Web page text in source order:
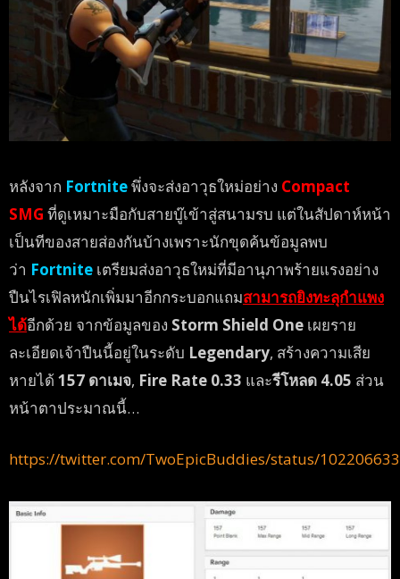
หลังจาก Fortniteพึ่งจะส่งอาวุธใหม่อย่าง Compact
SMG ที่ดูเหมาะมือกับสายบู๊เข้าสู่สนามรบ แต่ในสัปดาห์หน้า
เป็นทีของสายส่องกันบ้างเพราะนักขุดค้นข้อมูลพบ
ว่า Fortnite เตรียมส่งอาวุธใหม่ที่มีอานุภาพร้ายแรงอย่าง
ปืนไรเฟิลหนักเพิ่มมาอีกกระบอกแถมสามารถยิงทะลุกำแพง
ได้อีกด้วย จากข้อมูลของ Storm Shield One เผยราย
ละเอียดเจ้าปืนนี้อยู่ในระดับ Legendary, สร้างความเสีย
หายได้157 ดาเมจ, Fire Rate 0.33 และรีโหลด 4.05 ส่วน
หน้าตาประมาณนี้…
https://twitter.com/TwoEpicBuddies/status/